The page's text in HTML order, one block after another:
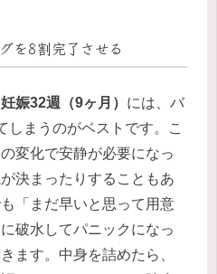
を8割完了させる
妊娠32週（9ヶ月） には、バ
しまうのがベストです。こ
変化で安静が必要になっ
決まったりすることもあ
「まだ早いと思って用意
破水してパニックになっ
ます。中身を詰めたら、